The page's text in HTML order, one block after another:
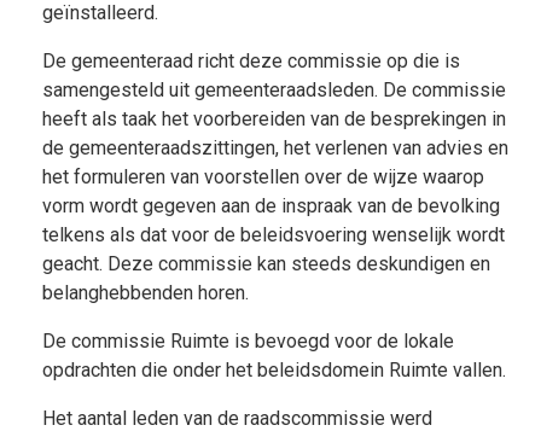
geïnstalleerd.
De gemeenteraad richt deze commissie op die is
samengesteld uit gemeenteraadsleden. De commissie
heeft als taak het voorbereiden van de besprekingen in
de gemeenteraadszittingen, het verlenen van advies en
het formuleren van voorstellen over de wijze waarop
vorm wordt gegeven aan de inspraak van de bevolking
telkens als dat voor de beleidsvoering wenselijk wordt
geacht. Deze commissie kan steeds deskundigen en
belanghebbenden horen.
De commissie Ruimte is bevoegd voor de lokale
opdrachten die onder het beleidsdomein Ruimte vallen.
Het aantal leden van de raadscommissie werd